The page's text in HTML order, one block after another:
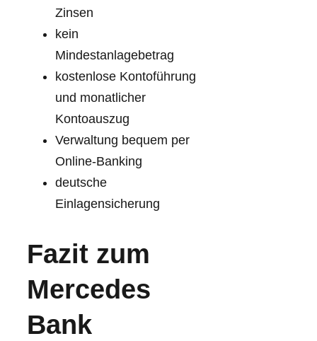
Zinsen
kein
Mindestanlagebetrag
kostenlose Kontoführung
und monatlicher
Kontoauszug
Verwaltung bequem per
Online-Banking
deutsche
Einlagensicherung
Fazit zum
Mercedes
Bank